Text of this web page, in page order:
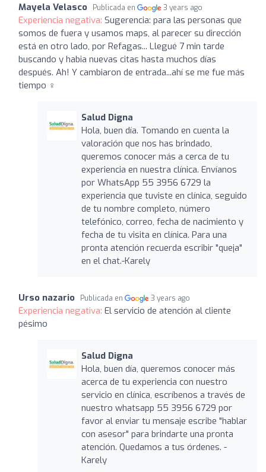
Mayela Velasco Publicada en 3 years ago
Experiencia negativa: Sugerencia: para las personas que
somos de fuera y usamos maps, al parecer su dirección
está en otro lado, por Refagas... Llegué 7 min tarde
buscando y habia nuevas citas hasta muchos días
después. Ah! Y cambiaron de entrada...ahí se me fue más
tiempo ‍♀️
Salud Digna
Hola, buen día. Tomando en cuenta la
valoración que nos has brindado,
queremos conocer más a cerca de tu
experiencia en nuestra clínica. Envíanos
por WhatsApp 55 3956 6729 la
experiencia que tuviste en clínica, seguido
de tu nombre completo, número
telefónico, correo, fecha de nacimiento y
fecha de tu visita en clínica. Para una
pronta atención recuerda escribir "queja"
en el chat.-Karely
Urso nazario Publicada en 3 years ago
Experiencia negativa: El servicio de atención al cliente
pésimo
Salud Digna
Hola, buen día, queremos conocer más
acerca de tu experiencia con nuestro
servicio en clínica, escríbenos a través de
nuestro whatsapp 55 3956 6729 por
favor al enviar tu mensaje escribe "hablar
con asesor" para brindarte una pronta
atención. Quedamos a tus órdenes. -
Karely